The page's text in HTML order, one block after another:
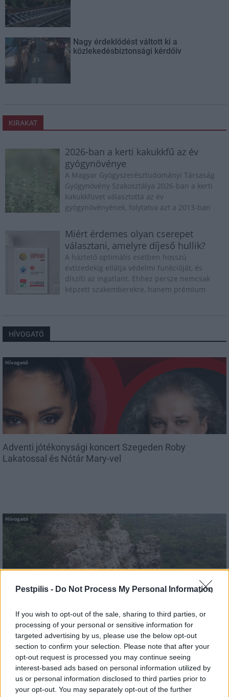
Pestpilis - Do Not Process My Personal Information
If you wish to opt-out of the sale, sharing to third parties, or
processing of your personal or sensitive information for
targeted advertising by us, please use the below opt-out
section to confirm your selection. Please note that after your
opt-out request is processed you may continue seeing
interest-based ads based on personal information utilized by
us or personal information disclosed to third parties prior to
your opt-out. You may separately opt-out of the further
Nagy érdeklődést váltott ki a
közlekedésbiztonsági kérdőív
KIRAKAT
2026-ban a kerti kakukkfű az év
gyógynövénye
A Magyar Gyógyszerésztudományi Társaság
Gyógynövény Szakosztálya 2026-ban a kerti
kakukkfüvet választotta az év
gyógynövényének, folytatva azt a 2013-ban
évben egy kiemelt gyógynövény bemutatását
tűzi ki célul.
Miért érdemes olyan cserepet
választani, amelyre díjeső hullik?
A háztető optimális esetben hosszú
évtizedekig ellátja védelmi funkcióját, és
díszíti az ingatlant. Ehhez persze nemcsak
képzett szakemberekre, hanem prémium
HÍVOGATÓ
Hívogató
Adventi jótékonysági koncert Szegeden Roby
Lakatossal és Nótár Mary-vel
Hívogató
a Kő-hegy oldalában